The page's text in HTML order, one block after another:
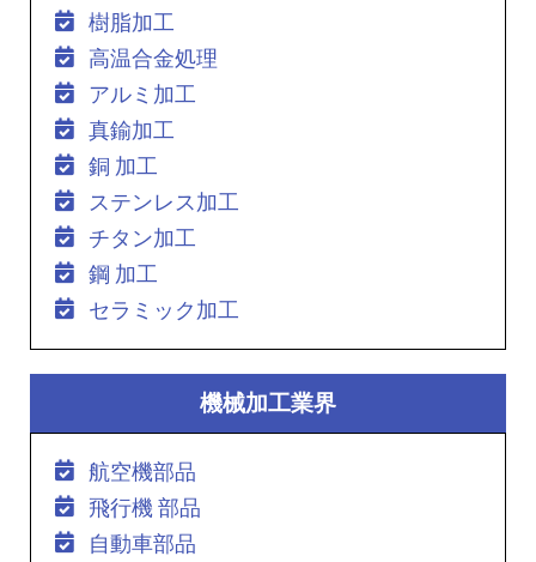
樹脂加工
高温合金処理
アルミ加工
真鍮加工
銅 加工
ステンレス加工
チタン加工
鋼 加工
セラミック加工
機械加工業界
航空機部品
飛行機 部品
自動車部品